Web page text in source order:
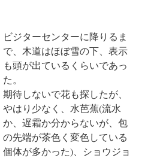
ビジターセンターに降りるま
で、木道はほぼ雪の下、表示
も頭が出ているくらいであっ
た。
期待しないで花も探したが、
やはり少なく、水芭蕉(流水
か、遅霜か分からないが、包
の先端が茶色く変色している
個体が多かった)、ショウジョ